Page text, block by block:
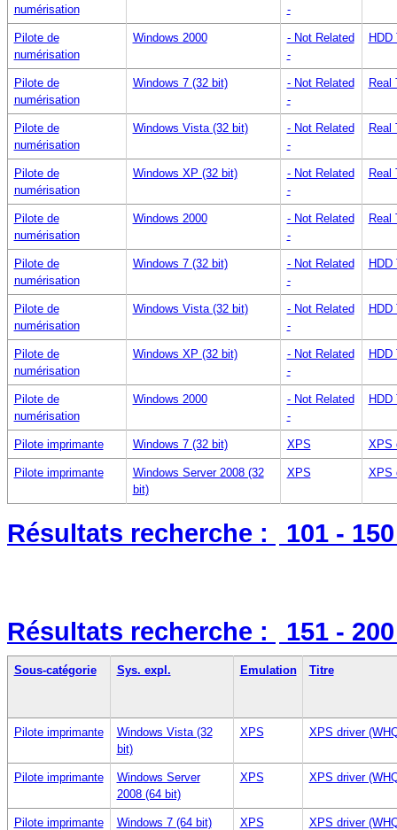
numérisation
-
Pilote de
numérisation
Windows 2000
- Not Related
-
HDD
Pilote de
numérisation
Windows 7 (32 bit)
- Not Related
-
Real
Pilote de
numérisation
Windows Vista (32 bit)
- Not Related
-
Real
Pilote de
numérisation
Windows XP (32 bit)
- Not Related
-
Real
Pilote de
numérisation
Windows 2000
- Not Related
-
Real
Pilote de
numérisation
Windows 7 (32 bit)
- Not Related
-
HDD
Pilote de
numérisation
Windows Vista (32 bit)
- Not Related
-
HDD
Pilote de
numérisation
Windows XP (32 bit)
- Not Related
-
HDD
Pilote de
numérisation
Windows 2000
- Not Related
-
HDD
Pilote imprimante Windows 7 (32 bit) XPS XPS
Pilote imprimante
Windows Server 2008 (32
bit)
XPS XPS
Résultats recherche : 101 -
Résultats recherche : 151 -
Sous-catégorie Sys. expl. Emulation Titre
Pilote imprimante
Windows Vista (32
bit)
XPS XPS driver
Pilote imprimante
Windows Server
2008 (64 bit)
XPS XPS driver
Pilote imprimante Windows 7 (64 bit) XPS XPS driver